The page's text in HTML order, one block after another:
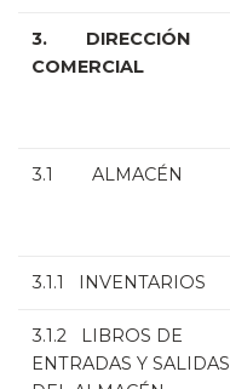
3. DIRECCIÓN
COMERCIAL
3.1 ALMACÉN
3.1.1 INVENTARIOS
3.1.2 LIBROS DE
ENTRADAS Y SALIDAS